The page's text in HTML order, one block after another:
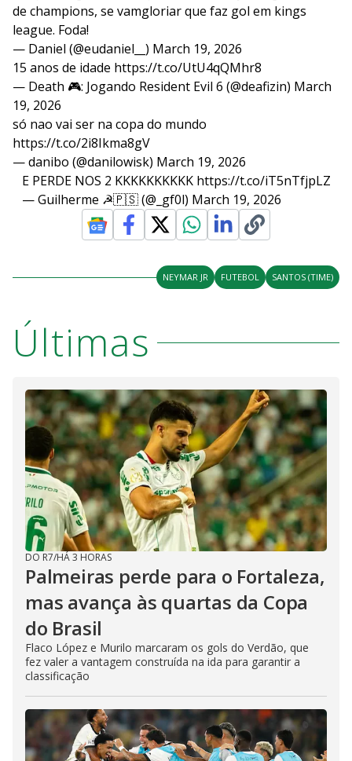
de champions, se vamgloriar que faz gol em kings
league. Foda!
— Daniel (@eudaniel__) March 19, 2026
15 anos de idade https://t.co/UtU4qQMhr8
— Death 🎮: Jogando Resident Evil 6 (@deafizin) March
19, 2026
só nao vai ser na copa do mundo
https://t.co/2i8Ikma8gV
— danibo (@danilowisk) March 19, 2026
E PERDE NOS 2 KKKKKKKKKK https://t.co/iT5nTfjpLZ
— Guilherme ☭🇵🇸 (@_gf0l) March 19, 2026
NEYMAR JR FUTEBOL SANTOS (TIME)
Últimas
DO R7/HÁ 3 HORAS
Palmeiras perde para o Fortaleza,
mas avança às quartas da Copa
do Brasil
Flaco López e Murilo marcaram os gols do Verdão, que
fez valer a vantagem construída na ida para garantir a
classificação